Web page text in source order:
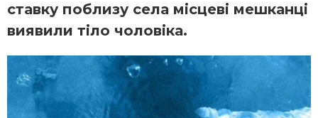
ставку поблизу села місцеві мешканці
виявили тіло чоловіка.